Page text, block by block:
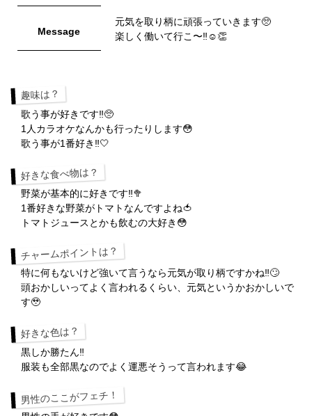
Message
元気を取り柄に頑張っていきます🥺
楽しく働いて行こ〜‼️☺️👏
趣味は？
歌う事が好きです‼️🥺
1人カラオケなんかも行ったりします😳
歌う事が1番好き‼️🤍
好きな食べ物は？
野菜が基本的に好きです‼️🥦
1番好きな野菜がトマトなんですよね🍅
トマトジュースとかも飲むの大好き😳
チャームポイントは？
特に何もないけど強いて言うなら元気が取り柄ですかね‼️🙄
頭おかしいってよく言われるくらい、元気というかおかしいで
す🥹
好きな色は？
黒しか勝たん‼️
服装も全部黒なのでよく運悪そうって言われます😂
男性のここがフェチ！